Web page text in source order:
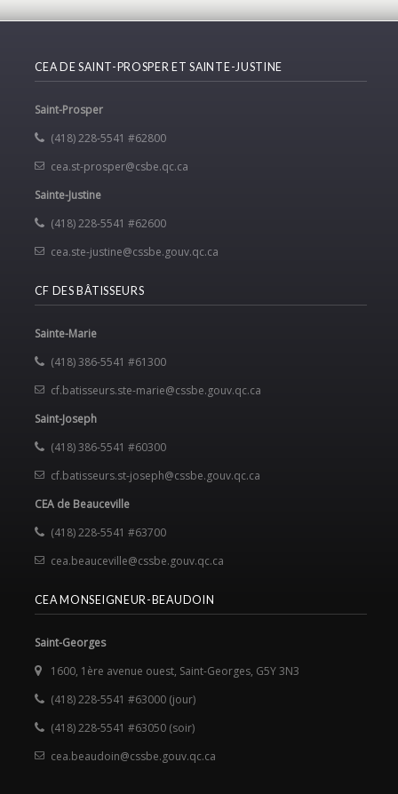
CEA DE SAINT-PROSPER ET SAINTE-JUSTINE
Saint-Prosper
(418) 228-5541 #62800
cea.st-prosper@csbe.qc.ca
Sainte-Justine
(418) 228-5541 #62600
cea.ste-justine@cssbe.gouv.qc.ca
CF DES BÂTISSEURS
Sainte-Marie
(418) 386-5541 #61300
cf.batisseurs.ste-marie@cssbe.gouv.qc.ca
Saint-Joseph
(418) 386-5541 #60300
cf.batisseurs.st-joseph@cssbe.gouv.qc.ca
CEA de Beauceville
(418) 228-5541 #63700
cea.beauceville@cssbe.gouv.qc.ca
CEA MONSEIGNEUR-BEAUDOIN
Saint-Georges
1600, 1 ère avenue ouest, Saint-Georges, G5Y 3N3
(418) 228-5541 #63000 (jour)
(418) 228-5541 #63050 (soir)
cea.beaudoin@cssbe.gouv.qc.ca